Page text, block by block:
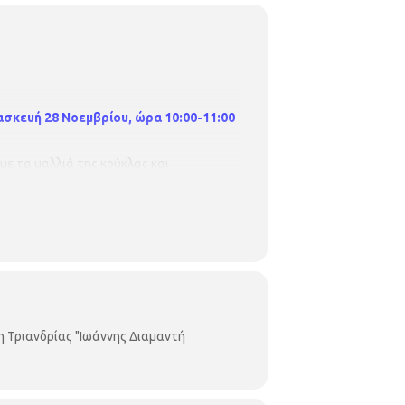
28 Νοεμβρίου, ώρα 10:00-11:00
βελόνα, κλωστή, ψαλίδι κουμπάκι.
Τριανδρίας "Ιωάννης Διαμαντή